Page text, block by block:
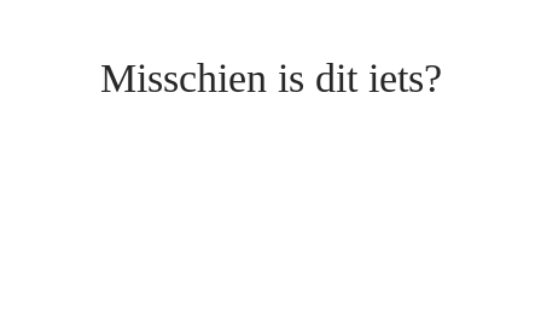
Misschien is dit iets?